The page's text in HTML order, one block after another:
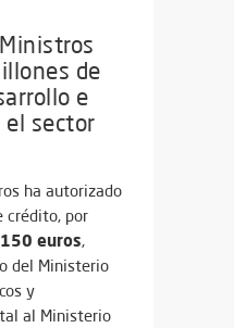
de
e
sector
ha autorizado
crédito, por
euros,
del Ministerio
y
al Ministerio